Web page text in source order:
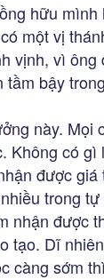
hữu
một vị
vịnh, vì
bậy
này. Mọi
Không có
được
trong
nhận được
tạo. Dĩ
càng sớm